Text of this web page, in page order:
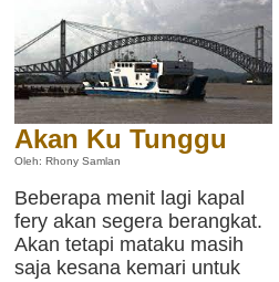
Akan Ku Tunggu
Oleh: Rhony Samlan
Beberapa menit lagi kapal
fery akan segera berangkat.
Akan tetapi mataku masih
saja kesana kemari untuk